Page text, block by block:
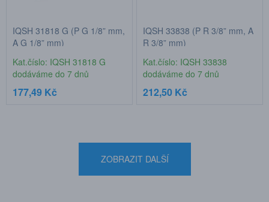
IQSH 31818 G (P G 1/8” mm,
A G 1/8” mm)
Kat.číslo: IQSH 31818 G
dodáváme do 7 dnů
177,49 Kč
IQSH 33838 (P R 3/8” mm, A
R 3/8” mm)
Kat.číslo: IQSH 33838
dodáváme do 7 dnů
212,50 Kč
ZOBRAZIT DALŠÍ